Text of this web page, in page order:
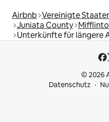
Airbnb Vereinigte
Juniata County
Unterkünfte für längere
© 2026
Datenschutz